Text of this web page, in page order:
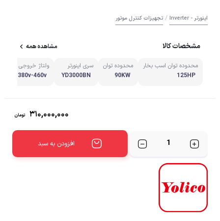
اینورتر - Inverter / تجهیزات کنترل موتور
مشخصات کالا مشاهده همه
محدوده توان اسب بخار
125HP
محدوده توان
90KW
سری اینورتر
YD3000BN
ولتاژ خروجی
380v-460v سه فاز
۳۱۰,۰۰۰,۰۰۰ تومان
تعداد
افزودن به سبد